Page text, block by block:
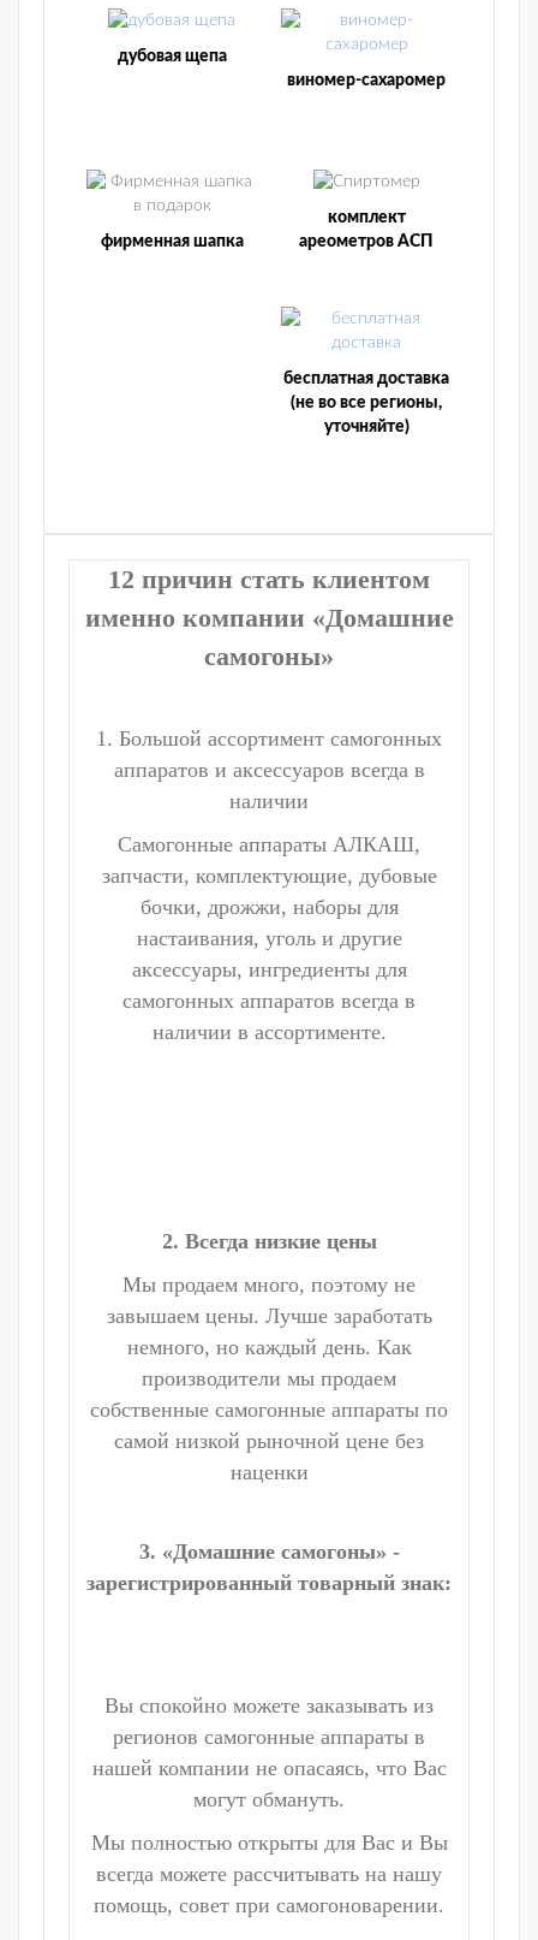
дубовая щепа
виномер-сахаромер
фирменная шапка
комплект
ареометров АСП
бесплатная доставка
(не во все регионы,
уточняйте)
12 причин стать клиентом
именно компании «Домашние
самогоны»
1. Большой ассортимент самогонных
аппаратов и аксессуаров всегда в
наличии
Самогонные аппараты АЛКАШ,
запчасти, комплектующие, дубовые
бочки, дрожжи, наборы для
настаивания, уголь и другие
аксессуары, ингредиенты для
самогонных аппаратов всегда в
наличии в ассортименте.
2. Всегда низкие цены
Мы продаем много, поэтому не
завышаем цены. Лучше заработать
немного, но каждый день. Как
производители мы продаем
собственные самогонные аппараты по
самой низкой рыночной цене без
наценки
3. «Домашние самогоны» -
зарегистрированный товарный знак:
Вы спокойно можете заказывать из
регионов самогонные аппараты в
нашей компании не опасаясь, что Вас
могут обмануть.
Мы полностью открыты для Вас и Вы
всегда можете рассчитывать на нашу
помощь, совет при самогоноварении.